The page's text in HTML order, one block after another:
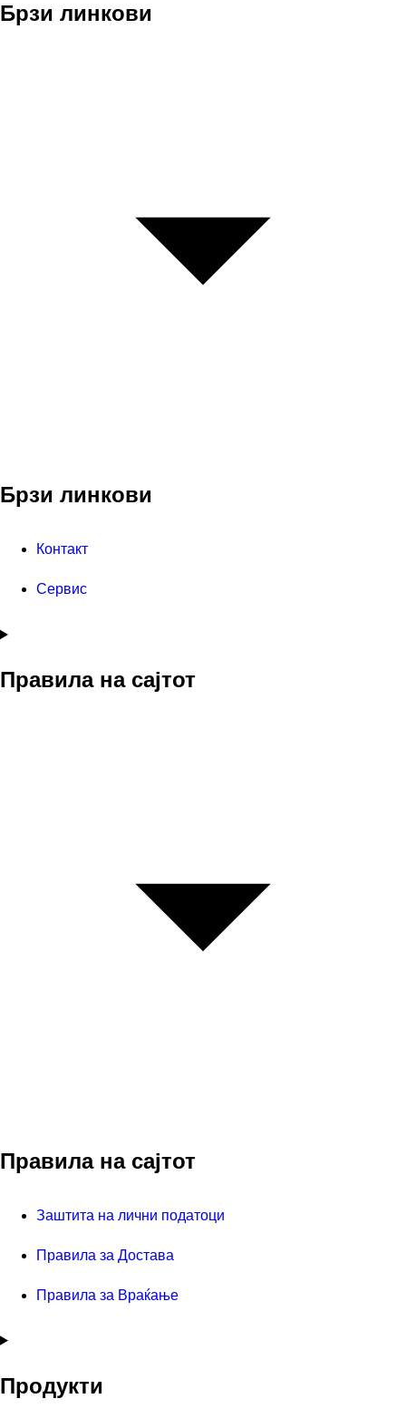
Брзи линкови
Брзи линкови
Контакт
Сервис
Правила на сајтот
Правила на сајтот
Заштита на лични податоци
Правила за Достава
Правила за Враќање
Продукти